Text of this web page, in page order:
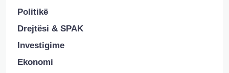
Politikë
Drejtësi & SPAK
Investigime
Ekonomi